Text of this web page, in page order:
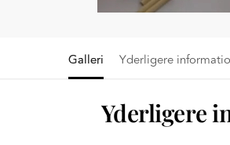
Galleri Yderligere
Yderligere